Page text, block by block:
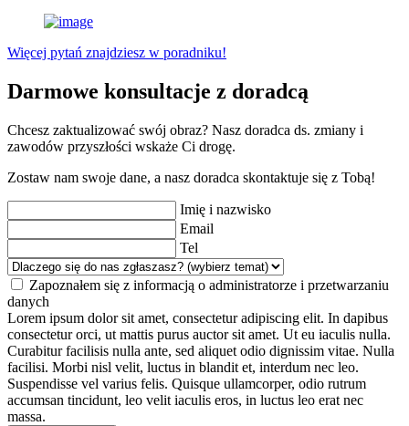
Więcej pytań znajdziesz w poradniku!
Darmowe konsultacje z doradcą
Chcesz zaktualizować swój obraz? Nasz doradca ds. zmiany i
zawodów przyszłości wskaże Ci drogę.
Zostaw nam swoje dane, a nasz doradca skontaktuje się z Tobą!
Imię i nazwisko
Email
Tel
Zapoznałem się z informacją o administratorze i przetwarzaniu
danych
Lorem ipsum dolor sit amet, consectetur adipiscing elit. In dapibus
consectetur orci, ut mattis purus auctor sit amet. Ut eu iaculis nulla.
Curabitur facilisis nulla ante, sed aliquet odio dignissim vitae. Nulla
facilisi. Morbi nisl velit, luctus in blandit et, interdum nec leo.
Suspendisse vel varius felis. Quisque ullamcorper, odio rutrum
accumsan tincidunt, leo velit iaculis eros, in luctus leo erat nec
massa.